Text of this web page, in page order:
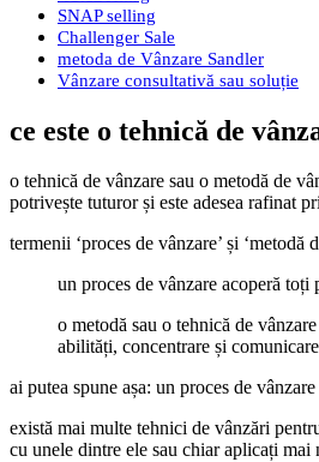
SNAP selling
Challenger Sale
metoda de Vânzare Sandler
Vânzare consultativă sau soluție
ce este o tehnică de
o tehnică de vânzare sau o metodă de
potrivește tuturor și este adesea rafinat
termenii ‘proces de vânzare’ și
un proces de vânzare acoperă
o metodă sau o tehnică de
abilități, concentrare și
ai putea spune așa: un proces de
există mai multe tehnici de vânzări
cu unele dintre ele sau chiar aplicați